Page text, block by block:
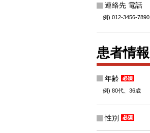
連絡先 電話
例) 012-3456-7890
患者情報
年齢
例) 80代、36歳
性別